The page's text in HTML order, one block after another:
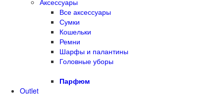
Аксессуары
Все аксессуары
Сумки
Кошельки
Ремни
Шарфы и палантины
Головные уборы
Парфюм
Outlet